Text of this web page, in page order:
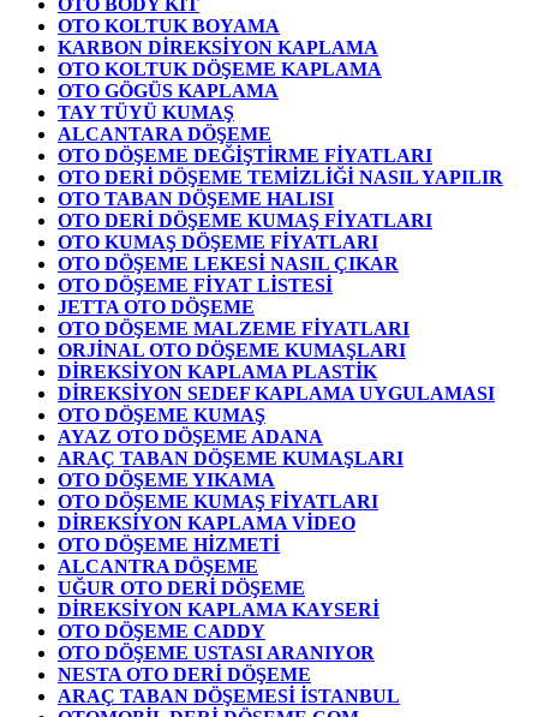
OTO KOLTUK BOYAMA
KARBON DİREKSİYON KAPLAMA
OTO KOLTUK DÖŞEME KAPLAMA
OTO GÖGÜS KAPLAMA
TAY TÜYÜ KUMAŞ
ALCANTARA DÖŞEME
OTO DÖŞEME DEĞİŞTİRME FİYATLARI
OTO DERİ DÖŞEME TEMİZLİĞİ NASIL YAPILIR
OTO TABAN DÖŞEME HALISI
OTO DERİ DÖŞEME KUMAŞ FİYATLARI
OTO KUMAŞ DÖŞEME FİYATLARI
OTO DÖŞEME LEKESİ NASIL ÇIKAR
OTO DÖŞEME FİYAT LİSTESİ
JETTA OTO DÖŞEME
OTO DÖŞEME MALZEME FİYATLARI
ORJİNAL OTO DÖŞEME KUMAŞLARI
DİREKSİYON KAPLAMA PLASTİK
DİREKSİYON SEDEF KAPLAMA UYGULAMASI
OTO DÖŞEME KUMAŞ
AYAZ OTO DÖŞEME ADANA
ARAÇ TABAN DÖŞEME KUMAŞLARI
OTO DÖŞEME YIKAMA
OTO DÖŞEME KUMAŞ FİYATLARI
DİREKSİYON KAPLAMA VİDEO
OTO DÖŞEME HİZMETİ
ALCANTRA DÖŞEME
UĞUR OTO DERİ DÖŞEME
DİREKSİYON KAPLAMA KAYSERİ
OTO DÖŞEME CADDY
OTO DÖŞEME USTASI ARANIYOR
NESTA OTO DERİ DÖŞEME
ARAÇ TABAN DÖŞEMESİ İSTANBUL